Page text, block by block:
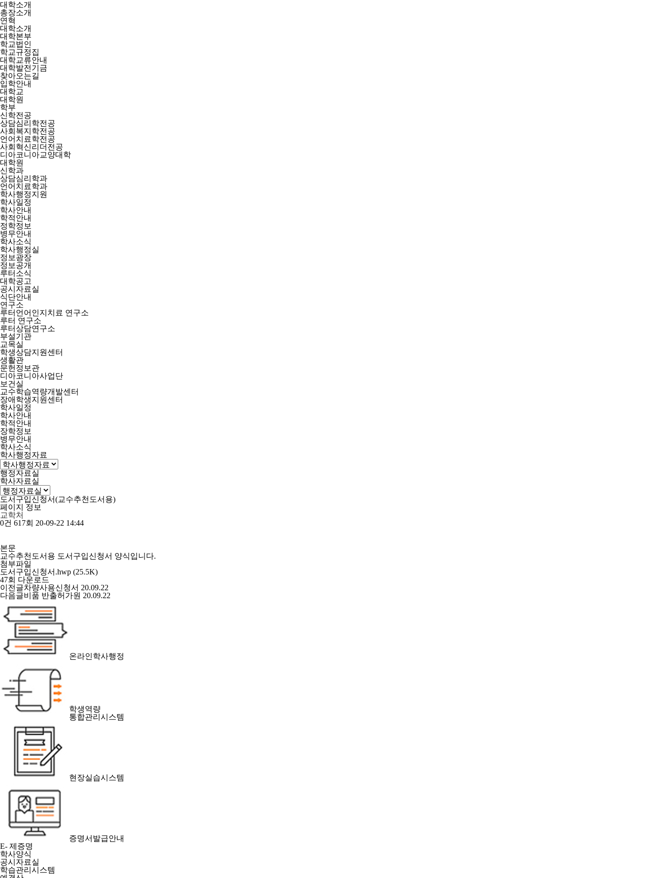
대학소개
총장소개
연혁
대학소개
대학본부
학교법인
학교규정집
대학교류안내
대학발전기금
찾아오는길
입학안내
대학교
대학원
학부
신학전공
상담심리학전공
사회복지학전공
언어치료학전공
사회혁신리더전공
디아코니아교양대학
대학원
신학과
상담심리학과
언어치료학과
학사행정지원
학사일정
학사안내
학적안내
정학정보
병무안내
학사소식
학사행정실
정보광장
정보공개
루터소식
대학공고
공시자료실
식단안내
연구소
루터언어인지치료 연구소
루터 연구소
루터상담연구소
부설기관
교목실
학생상담지원센터
생활관
문헌정보관
디아코니아사업단
보건실
교수학습역량개발센터
장애학생지원센터
학사일정
학사안내
학적안내
장학정보
병무안내
학사소식
학사행정자료
행정자료실
학사자료실
도서구입신청서(교수추천도서용)
페이지 정보
교학처
0건 617회 20-09-22 14:44
본문
교수추천도서용 도서구입신청서 양식입니다.
첨부파일
도서구입신청서.hwp (25.5K)
47회 다운로드
이전글차량사용신청서 20.09.22
다음글비품 반출허가원 20.09.22
온라인학사행정
학생역량
통합관리시스템
현장실습시스템
증명서발급안내
E- 제증명
학사양식
공시자료실
학습관리시스템